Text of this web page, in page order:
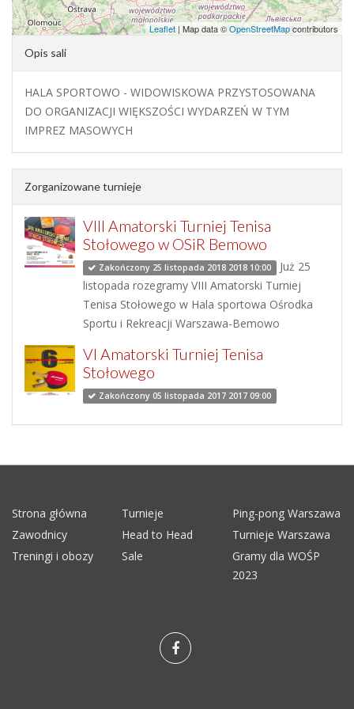
Leaflet | Map data ©OpenStreetMapcontributors
Opis sali
HALA SPORTOWO - WIDOWISKOWA PRZYSTOSOWANA
DO ORGANIZACJI WIĘKSZOŚCI WYDARZEŃ W TYM
IMPREZ MASOWYCH
Zorganizowane turnieje
VIII Amatorski Turniej Tenisa
Stołowego w OSiR Bemowo
Zakończony 25 listopada 2018 2018 10:00 Już 25
listopada rozegramy VIII Amatorski Turniej
Tenisa Stołowego w Hala sportowa Ośrodka
Sportu i Rekreacji Warszawa-Bemowo
VI Amatorski Turniej Tenisa
Stołowego
Zakończony 05 listopada 2017 2017 09:00
Strona główna Turnieje
Ping-pong Warszawa
Zawodnicy
Head to Head
Turnieje Warszawa
Treningi i obozy
Sale
Gramy dla WOŚP
2023